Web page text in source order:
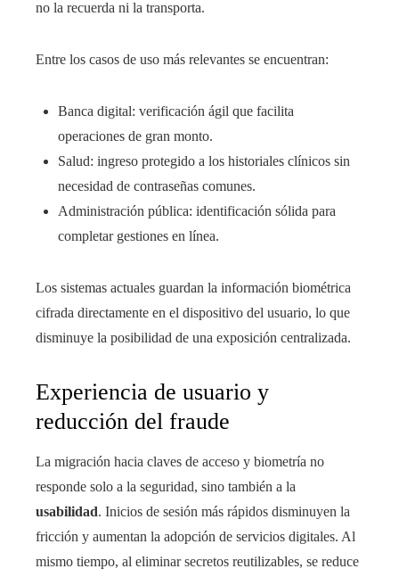
no la recuerda ni la transporta.
Entre los casos de uso más relevantes se encuentran:
Banca digital: verificación ágil que facilita
operaciones de gran monto.
Salud: ingreso protegido a los historiales clínicos sin
necesidad de contraseñas comunes.
Administración pública: identificación sólida para
completar gestiones en línea.
Los sistemas actuales guardan la información biométrica
cifrada directamente en el dispositivo del usuario, lo que
disminuye la posibilidad de una exposición centralizada.
Experiencia de usuario y
reducción del fraude
La migración hacia claves de acceso y biometría no
responde solo a la seguridad, sino también a la
usabilidad. Inicios de sesión más rápidos disminuyen la
fricción y aumentan la adopción de servicios digitales. Al
mismo tiempo, al eliminar secretos reutilizables, se reduce